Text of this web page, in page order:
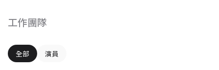
工作團隊
全部 演員